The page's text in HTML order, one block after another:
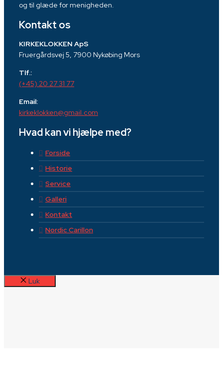
og til glæde for menigheden.
Kontakt os
KIRKEKLOKKEN ApS
Fruergårdsvej 5, 7900 Nykøbing Mors
Tlf.:
(+45) 20 27 31 77
Email:
kirkeklokken@gmail.com
Hvad kan vi hjælpe med?
Forside
Historie
Service
Galleri
Kontakt
Nordic Carillon
Luk